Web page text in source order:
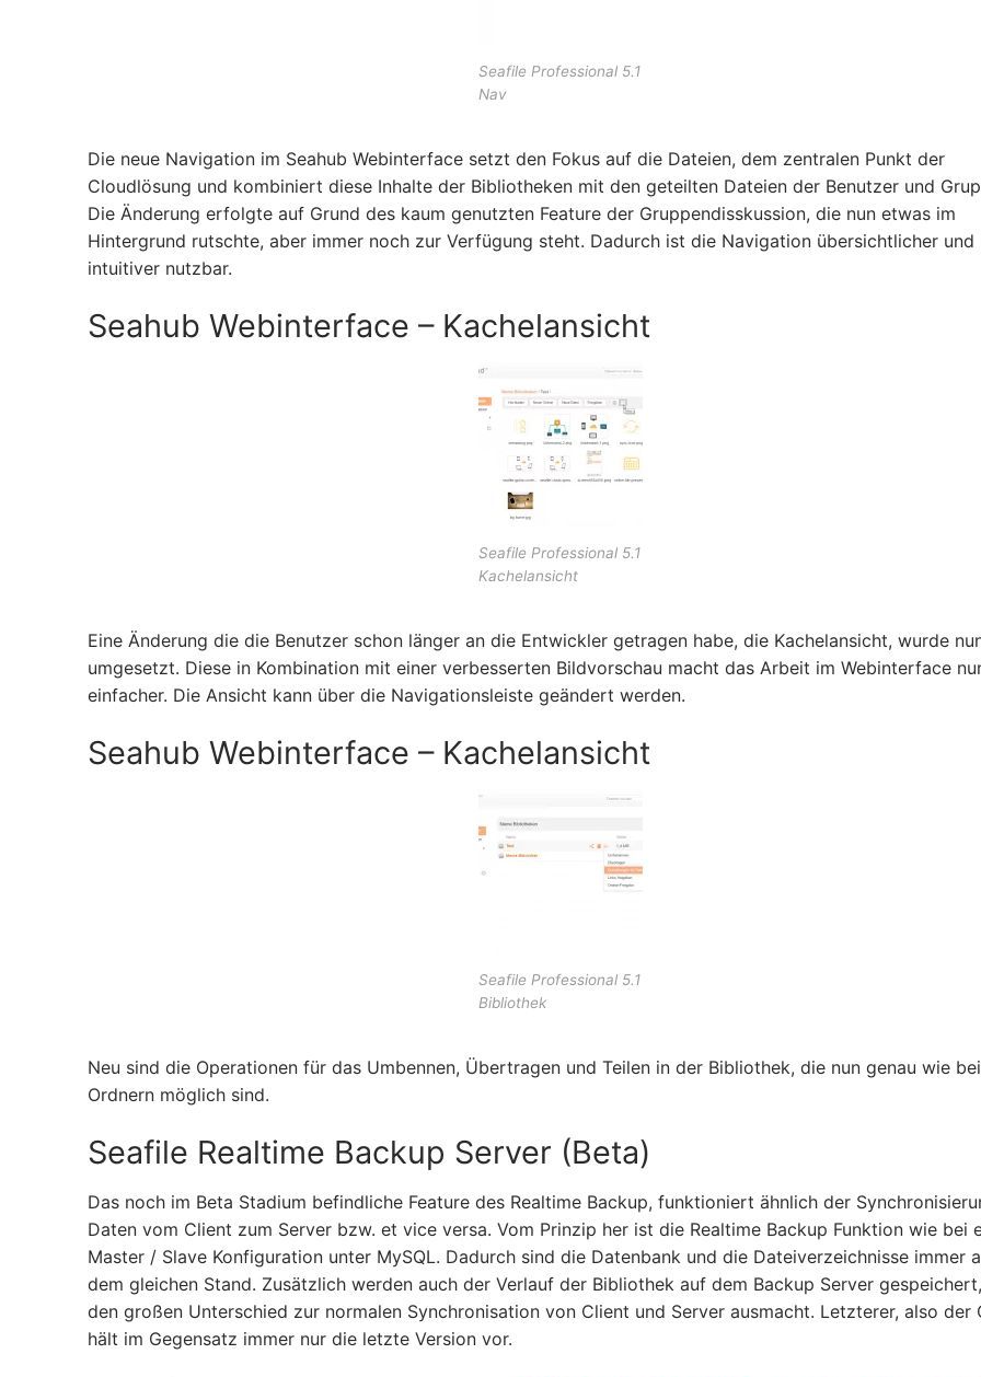
Seafile Professional 5.1
Nav
Die neue Navigation im Seahub Webinterface setzt den Fokus auf die Dateien, dem zentralen Punkt der
Cloudlösung und kombiniert diese Inhalte der Bibliotheken mit den geteilten Dateien der Benutzer und
Die Änderung erfolgte auf Grund des kaum genutzten Feature der Gruppendisskussion, die nun etwas im
Hintergrund rutschte, aber immer noch zur Verfügung steht. Dadurch ist die Navigation übersichtlicher und
intuitiver nutzbar.
Seahub Webinterface – Kachelansicht
Seafile Professional 5.1
Kachelansicht
Eine Änderung die die Benutzer schon länger an die Entwickler getragen habe, die Kachelansicht, wurde
umgesetzt. Diese in Kombination mit einer verbesserten Bildvorschau macht das Arbeit im Webinterface
einfacher. Die Ansicht kann über die Navigationsleiste geändert werden.
Seahub Webinterface – Kachelansicht
Seafile Professional 5.1
Bibliothek
Neu sind die Operationen für das Umbennen, Übertragen und Teilen in der Bibliothek, die nun genau wie
Ordnern möglich sind.
Seafile Realtime Backup Server (Beta)
Das noch im Beta Stadium befindliche Feature des Realtime Backup, funktioniert ähnlich der
Daten vom Client zum Server bzw. et vice versa. Vom Prinzip her ist die Realtime Backup Funktion wie bei
Master / Slave Konfiguration unter MySQL. Dadurch sind die Datenbank und die Dateiverzeichnisse immer
dem gleichen Stand. Zusätzlich werden auch der Verlauf der Bibliothek auf dem Backup Server
den großen Unterschied zur normalen Synchronisation von Client und Server ausmacht. Letzterer, also der
hält im Gegensatz immer nur die letzte Version vor.